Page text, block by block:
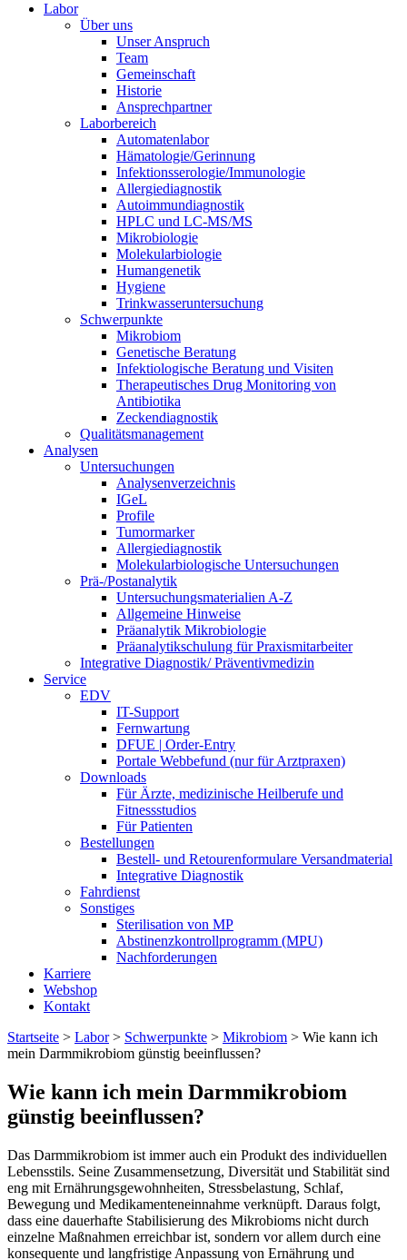
Labor
Über uns
Unser Anspruch
Team
Gemeinschaft
Historie
Ansprechpartner
Laborbereich
Automatenlabor
Hämatologie/Gerinnung
Infektionsserologie/Immunologie
Allergiediagnostik
Autoimmundiagnostik
HPLC und LC-MS/MS
Mikrobiologie
Molekularbiologie
Humangenetik
Hygiene
Trinkwasseruntersuchung
Schwerpunkte
Mikrobiom
Genetische Beratung
Infektiologische Beratung und Visiten
Therapeutisches Drug Monitoring von
Antibiotika
Zeckendiagnostik
Qualitätsmanagement
Analysen
Untersuchungen
Analysenverzeichnis
IGeL
Profile
Tumormarker
Allergiediagnostik
Molekularbiologische Untersuchungen
Prä-/Postanalytik
Untersuchungsmaterialien A-Z
Allgemeine Hinweise
Präanalytik Mikrobiologie
Präanalytikschulung für Praxismitarbeiter
Integrative Diagnostik/ Präventivmedizin
Service
EDV
IT-Support
Fernwartung
DFUE | Order-Entry
Portale Webbefund (nur für Arztpraxen)
Downloads
Für Ärzte, medizinische Heilberufe und
Fitnessstudios
Für Patienten
Bestellungen
Bestell- und Retourenformulare Versandmaterial
Integrative Diagnostik
Fahrdienst
Sonstiges
Sterilisation von MP
Abstinenzkontrollprogramm (MPU)
Nachforderungen
Karriere
Webshop
Kontakt
Startseite > Labor> Schwerpunkte > Mikrobiom > Wie kann ich
mein Darmmikrobiom günstig beeinflussen?
Wie kann ich mein Darmmikrobiom
günstig beeinflussen?
Das Darmmikrobiom ist immer auch ein Produkt des individuellen
Lebensstils. Seine Zusammensetzung, Diversität und Stabilität sind
eng mit Ernährungsgewohnheiten, Stressbelastung, Schlaf,
Bewegung und Medikamenteneinnahme verknüpft. Daraus folgt,
dass eine dauerhafte Stabilisierung des Mikrobioms nicht durch
einzelne Maßnahmen erreichbar ist, sondern vor allem durch eine
konsequente und langfristige Anpassung von Ernährung und